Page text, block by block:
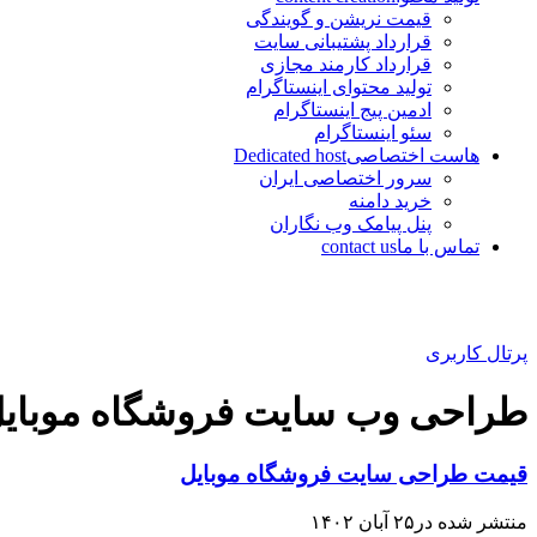
قیمت نریشن و گویندگی
قرارداد پشتیبانی سایت
قرارداد کارمند مجازی
تولید محتوای اینستاگرام
ادمین پیج اینستاگرام
سئو اینستاگرام
هاست اختصاصیDedicated host
سرور اختصاصی ایران
خرید دامنه
پنل پیامک وب نگاران
تماس با ماcontact us
پرتال کاربری
طراحی وب سایت فروشگاه
قیمت طراحی سایت فروشگاه موبایل
منتشر شده در۲۵ آبان ۱۴۰۲